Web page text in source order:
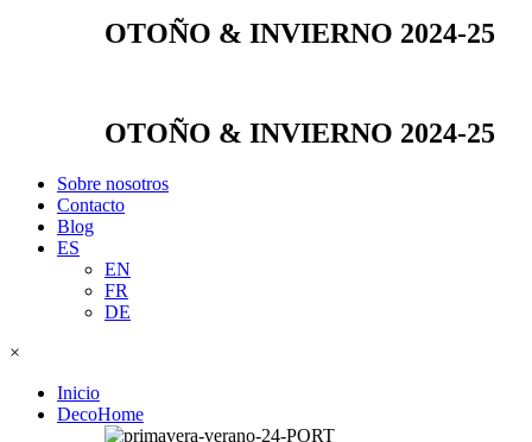
OTOÑO & INVIERNO 2024-25
OTOÑO & INVIERNO 2024-25
Sobre nosotros
Contacto
Blog
ES
EN
FR
DE
×
Inicio
DecoHome